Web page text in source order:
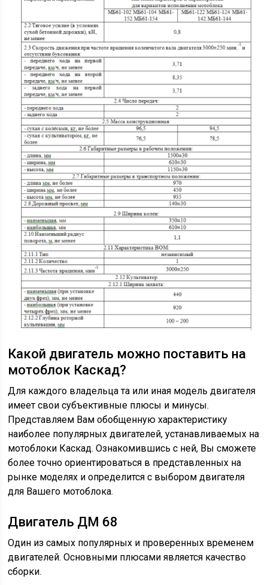
Какой двигатель можно поставить на
мотоблок Каскад?
Для каждого владельца та или иная модель двигателя
имеет свои субъективные плюсы и минусы.
Представляем Вам обобщенную характеристику
наиболее популярных двигателей, устанавливаемых на
мотоблоки Каскад. Ознакомившись с ней, Вы сможете
более точно ориентироваться в представленных на
рынке моделях и определится с выбором двигателя
для Вашего мотоблока.
Двигатель ДМ 68
Один из самых популярных и проверенных временем
двигателей. Основными плюсами является качество
сборки.